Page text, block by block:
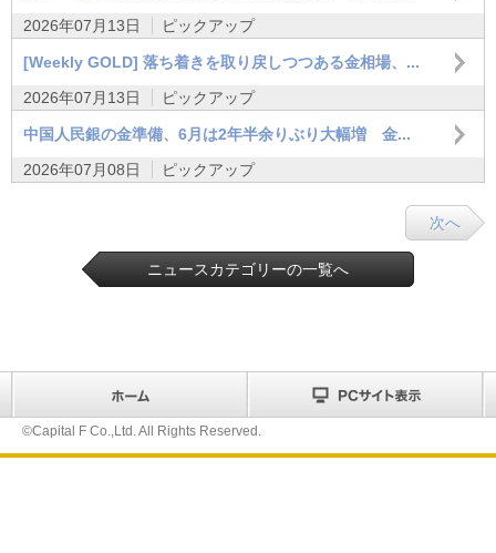
2026年07月13日
ピックアップ
[Weekly GOLD] 落ち着きを取り戻しつつある金相場、...
2026年07月13日
ピックアップ
中国人民銀の金準備、6月は2年半余りぶり大幅増 金...
2026年07月08日
ピックアップ
次へ
ニュースカテゴリーの一覧へ
©Capital F Co.,Ltd. All Rights Reserved.